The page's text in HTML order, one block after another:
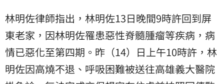
林明佐律師指出，林明佐13日晚間9時許回到屏
東老家，因林明佐罹患惡性脊髓腫瘤等疾病，病
情已惡化至第四期。昨（14）日上午10時許，林
明佐因高燒不退、呼吸困難被送往高雄義大醫院